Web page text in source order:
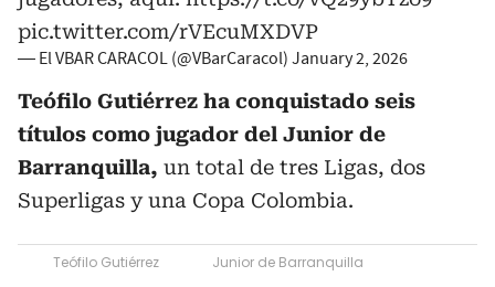
pic.twitter.com/rVEcuMXDVP
— El VBAR CARACOL (@VBarCaracol) January 2, 2026
Teófilo Gutiérrez ha conquistado seis
títulos como jugador del Junior de
Barranquilla, un total de tres Ligas, dos
Superligas y una Copa Colombia.
Teófilo Gutiérrez
Junior de Barranquilla